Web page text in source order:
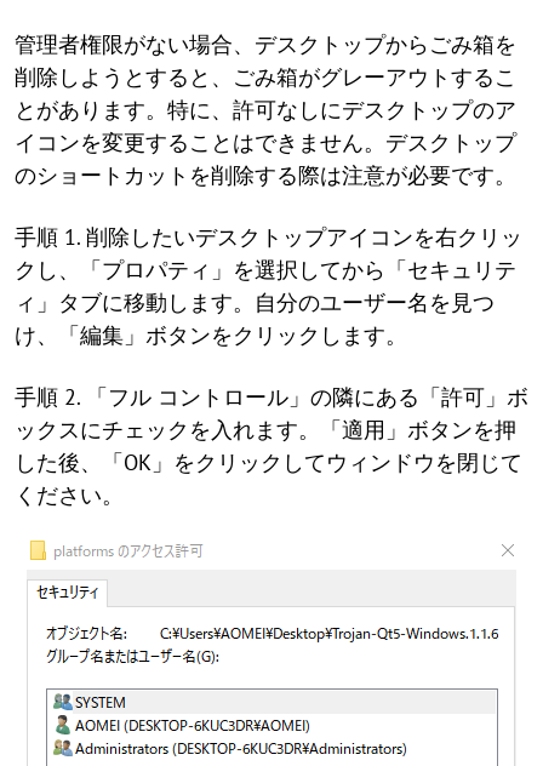
管理者権限がない場合、デスクトップからごみ箱を
削除しようとすると、ごみ箱がグレーアウトするこ
とがあります。特に、許可なしにデスクトップのア
イコンを変更することはできません。デスクトップ
のショートカットを削除する際は注意が必要です。
手順 1. 削除したいデスクトップアイコンを右クリッ
クし、「プロパティ」を選択してから「セキュリテ
ィ」タブに移動します。自分のユーザー名を見つ
け、「編集」ボタンをクリックします。
手順 2. 「フル コントロール」の隣にある「許可」ボ
ックスにチェックを入れます。「適用」ボタンを押
した後、「OK」をクリックしてウィンドウを閉じて
ください。